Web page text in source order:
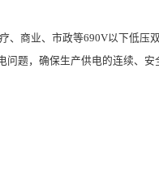
商业、市政等690V以下低压
题，确保生产供电的连续、安